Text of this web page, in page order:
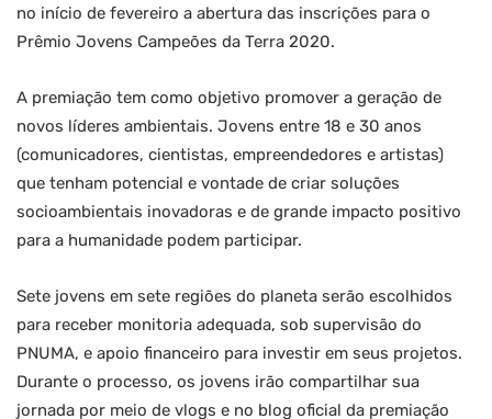
no início de fevereiro a abertura das inscrições para o
Prêmio Jovens Campeões da Terra 2020.
A premiação tem como objetivo promover a geração de
novos líderes ambientais. Jovens entre 18 e 30 anos
(comunicadores, cientistas, empreendedores e artistas)
que tenham potencial e vontade de criar soluções
socioambientais inovadoras e de grande impacto positivo
para a humanidade podem participar.
Sete jovens em sete regiões do planeta serão escolhidos
para receber monitoria adequada, sob supervisão do
PNUMA, e apoio financeiro para investir em seus projetos.
Durante o processo, os jovens irão compartilhar sua
jornada por meio de vlogs e no blog oficial da premiação